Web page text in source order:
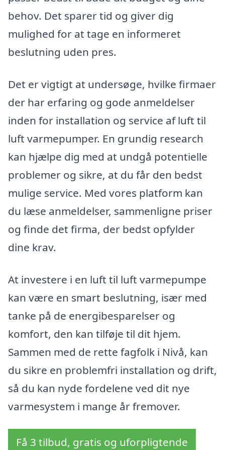
behov. Det sparer tid og giver dig
mulighed for at tage en informeret
beslutning uden pres.
Det er vigtigt at undersøge, hvilke firmaer
der har erfaring og gode anmeldelser
inden for installation og service af luft til
luft varmepumper. En grundig research
kan hjælpe dig med at undgå potentielle
problemer og sikre, at du får den bedst
mulige service. Med vores platform kan
du læse anmeldelser, sammenligne priser
og finde det firma, der bedst opfylder
dine krav.
At investere i en luft til luft varmepumpe
kan være en smart beslutning, især med
tanke på de energibesparelser og
komfort, den kan tilføje til dit hjem.
Sammen med de rette fagfolk i Nivå, kan
du sikre en problemfri installation og drift,
så du kan nyde fordelene ved dit nye
varmesystem i mange år fremover.
Få 3 tilbud, gratis og uforpligtende